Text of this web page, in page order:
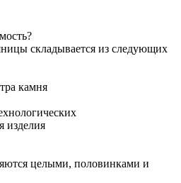
складывается из следующих
камня
изделия
целыми, половинками и